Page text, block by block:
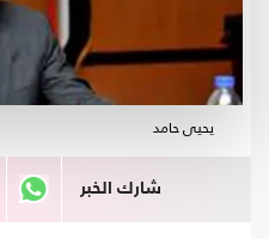
يحيى حامد
شارك الخبر